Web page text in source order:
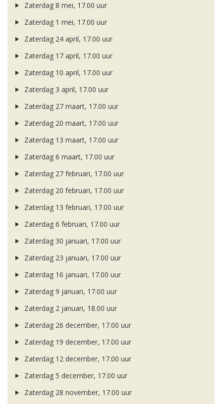
Zaterdag 8 mei, 17.00 uur
Zaterdag 1 mei, 17.00 uur
Zaterdag 24 april, 17.00 uur
Zaterdag 17 april, 17.00 uur
Zaterdag 10 april, 17.00 uur
Zaterdag 3 april, 17.00 uur
Zaterdag 27 maart, 17.00 uur
Zaterdag 20 maart, 17.00 uur
Zaterdag 13 maart, 17.00 uur
Zaterdag 6 maart, 17.00 uur
Zaterdag 27 februari, 17.00 uur
Zaterdag 20 februari, 17.00 uur
Zaterdag 13 februari, 17.00 uur
Zaterdag 6 februari, 17.00 uur
Zaterdag 30 januari, 17.00 uur
Zaterdag 23 januari, 17.00 uur
Zaterdag 16 januari, 17.00 uur
Zaterdag 9 januari, 17.00 uur
Zaterdag 2 januari, 18.00 uur
Zaterdag 26 december, 17.00 uur
Zaterdag 19 december, 17.00 uur
Zaterdag 12 december, 17.00 uur
Zaterdag 5 december, 17.00 uur
Zaterdag 28 november, 17.00 uur